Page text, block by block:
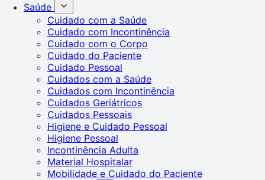
Saúde
Cuidado com a Saúde
Cuidado com Incontinência
Cuidado com o Corpo
Cuidado do Paciente
Cuidado Pessoal
Cuidados com a Saúde
Cuidados com Incontinência
Cuidados Geriátricos
Cuidados Pessoais
Higiene e Cuidado Pessoal
Higiene Pessoal
Incontinência Adulta
Material Hospitalar
Mobilidade e Cuidado do Paciente